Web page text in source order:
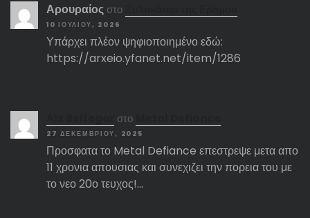
Αρουραίος στο
10 ΙΟΥΛΊΟΥ, 2026
Υπάρχει πλέον ψηφιοποιημένο εδώ:
https://arxeio.yfanet.net/item/1286
στο
27 ΔΕΚΕΜΒΡΊΟΥ, 2025
Προσφατα το Metal Defiance επεστρεψε μετα απο
11 χρονια απουσιας και συνεχιζει την πορεια του με
το νεο 20ο τευχος!…